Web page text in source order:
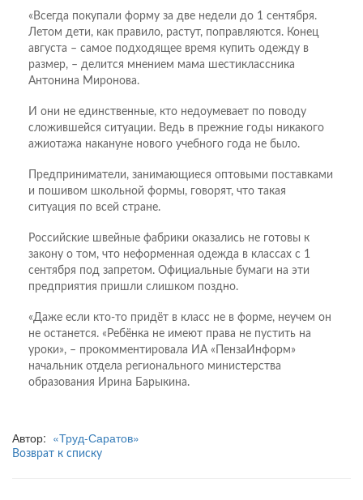
«Всегда покупали форму за две недели до 1 сентября.
Летом дети, как правило, растут, поправляются. Конец
августа – самое подходящее время купить одежду в
размер, – делится мнением мама шестиклас­сника
Антонина Миронова.
И они не единственные, кто недоумевает по поводу
сложившейся ситуации. Ведь в прежние годы никакого
ажио­тажа накануне нового учебного года не было.
Предприниматели, занимающиеся оптовыми поставками
и пошивом школьной формы, говорят, что такая
ситуация по всей стране.
Российские швейные фаб­рики оказались не готовы к
закону о том, что неформенная одежда в классах с 1
сентября под запретом. Официальные бумаги на эти
предприятия пришли слишком поздно.
«Даже если кто-то придёт в класс не в форме, неучем он
не останется. «Ребёнка не имеют права не пустить на
уроки», – прокомментировала ИА «Пенза­Информ»
начальник отдела регионального министерства
образования Ирина Барыкина.
Автор: «Труд-Саратов»
Возврат к списку